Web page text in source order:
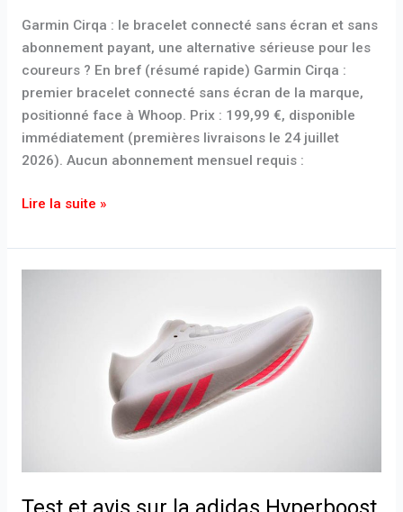
Garmin Cirqa : le bracelet connecté sans écran et sans
abonnement payant, une alternative sérieuse pour les
coureurs ? En bref (résumé rapide) Garmin Cirqa :
premier bracelet connecté sans écran de la marque,
positionné face à Whoop. Prix : 199,99 €, disponible
immédiatement (premières livraisons le 24 juillet
2026). Aucun abonnement mensuel requis :
Lire la suite »
chaussure